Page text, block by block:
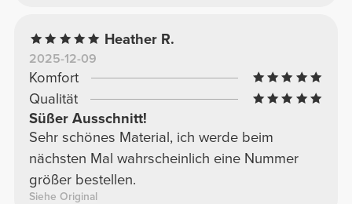
Heather R.
2025-12-09
Komfort
Qualität
Süßer Ausschnitt!
Sehr schönes Material, ich werde beim
nächsten Mal wahrscheinlich eine Nummer
größer bestellen.
Siehe Original